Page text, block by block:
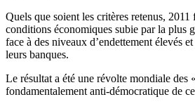
Quels que soient les critères retenus,
conditions économiques subie par la plus
face à des niveaux d’endettement élevés
leurs banques.
Le résultat a été une révolte mondiale des
fondamentalement anti-démocratique de